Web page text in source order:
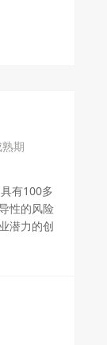
期
有100多
性的风险
潜力的创